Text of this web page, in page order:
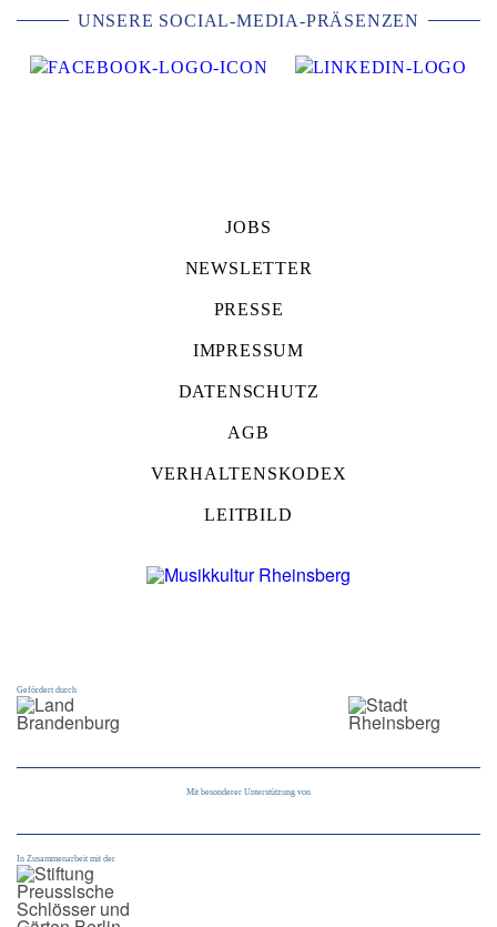
UNSERE SOCIAL-MEDIA-PRÄSENZEN
JOBS
NEWSLETTER
PRESSE
IMPRESSUM
DATENSCHUTZ
AGB
VERHALTENSKODEX
LEITBILD
Gefördert durch
Mit besonderer Unterstützung von
In Zusammenarbeit mit der